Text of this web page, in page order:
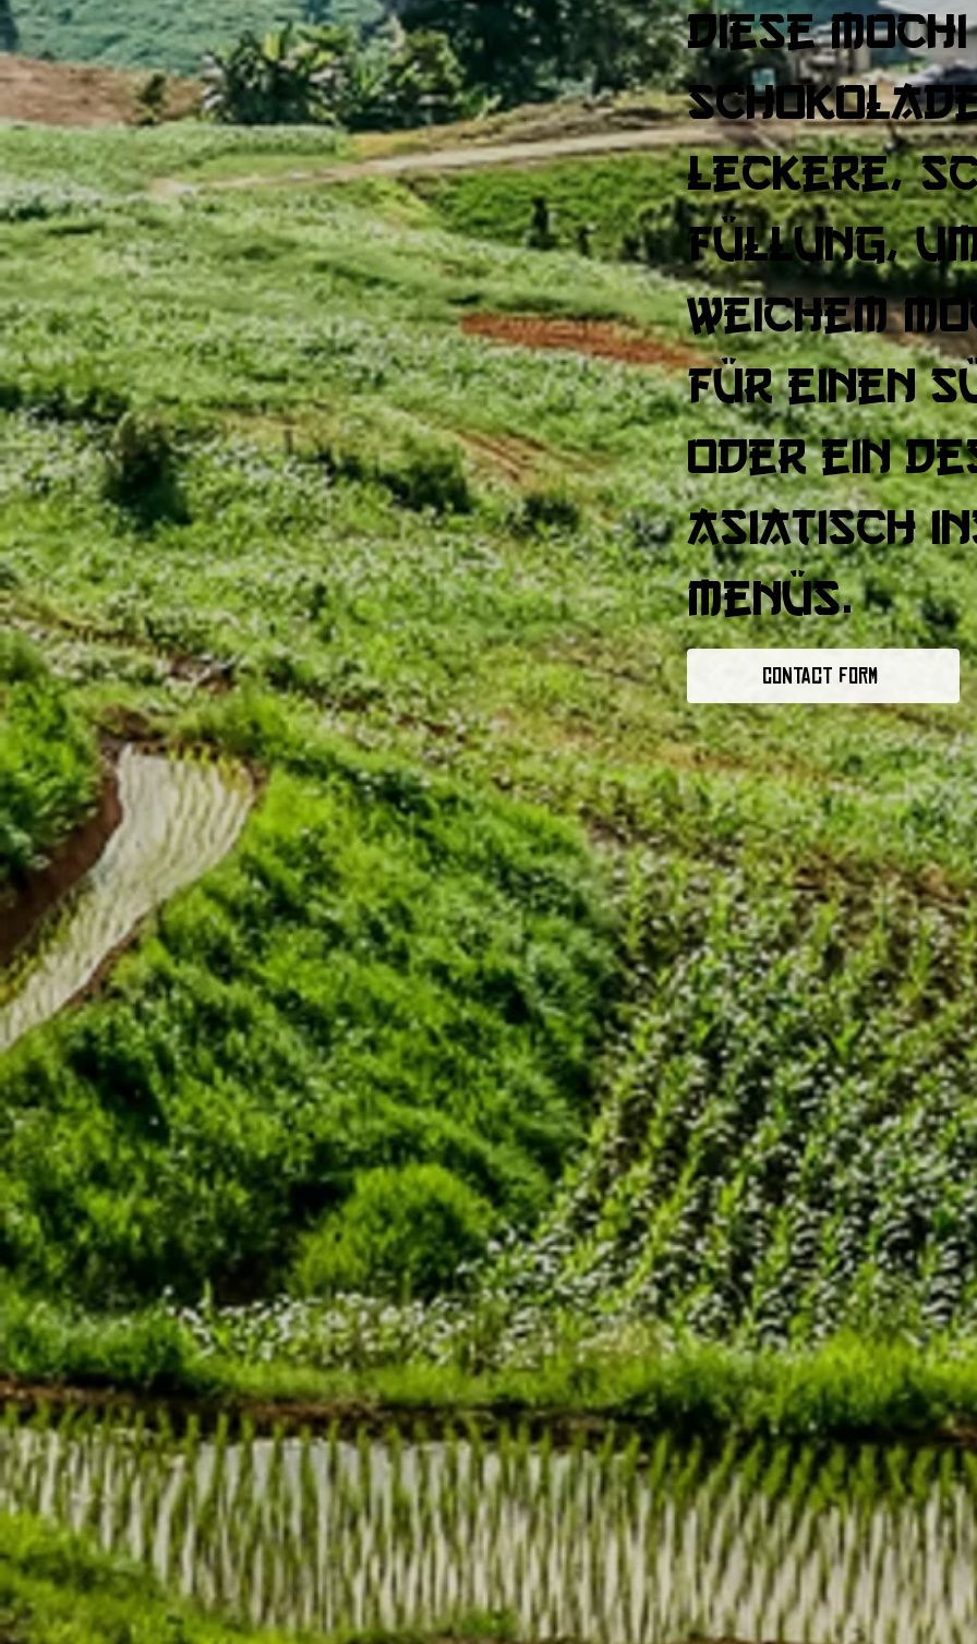
Diese
leckere,
Füllung,
weichem
für einen
oder ein
asiatisch
Menüs.
Contact form